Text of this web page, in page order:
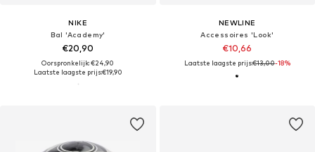
NIKE
Bal 'Academy'
€20,90
Oorspronkelijk: €24,90
Laatste laagste prijs:€19,90
NEWLINE
Accessoires 'Look'
€10,66
Laatste laagste prijs:€13,00-18%